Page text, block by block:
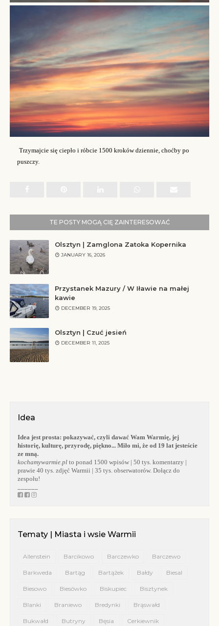
Trzymajcie się ciepło i róbcie 1500 kroków dziennie, choćby po
puszczy.
TE POSTY MOGĄ CIĘ ZAINTERESOWAĆ
Olsztyn | Zamglona Zatoka Kopernika
JANUARY 16, 2026
Przystanek Mazury / W Iławie na małej
kawie
DECEMBER 19, 2025
Olsztyn | Czuć jesień
DECEMBER 11, 2025
Idea
Idea jest prosta: pokazywać, czyli dawać Wam Warmię, jej
historię, kulturę, przyrodę, piękno... Miło mi, że od 19 lat jesteście
ze mną.
kochamywarmie.pl to ponad 1500 wpisów | 50 tys. komentarzy |
prawie 40 tys. zdjęć Warmii | 35 tys. obserwatorów. Dołącz do
zespołu!
Tematy | Miasta i wsie Warmii
Allenstein Barcikowo Barczewko Barczewo
Barkweda Bartąg Bartążek Bałdy Biesal
Biesowo Biesówko Biskupiec Bisztynek
Blanki Braniewo Bredynki Brąswałd
Bukwałd Butryny Bęsia Cerkiewnik